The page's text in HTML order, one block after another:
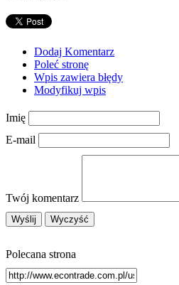
Dodaj Komentarz
Poleć stronę
Wpis zawiera błędy
Modyfikuj wpis
Imię
E-mail
Twój komentarz
Polecana strona